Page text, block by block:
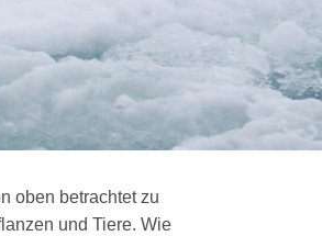
oben betrachtet zu
und Tiere. Wie